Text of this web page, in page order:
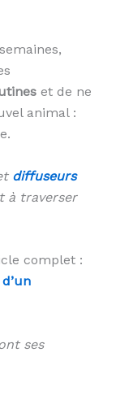
et de ne
animal :
diffuseurs
à traverser
complet :
ses